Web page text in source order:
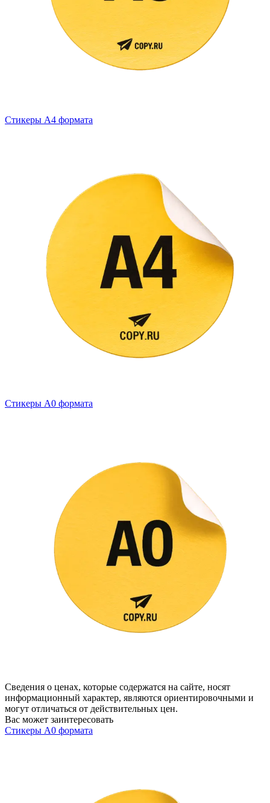
Стикеры А4 формата
Стикеры А0 формата
Сведения о ценах, которые содержатся на сайте, носят
информационный характер, являются ориентировочными и
могут отличаться от действительных цен.
Вас может заинтересовать
Стикеры А0 формата